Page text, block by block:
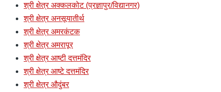
श्री क्षेत्र अक्कलकोट (प्रज्ञापुर/विद्यानगर)
श्री क्षेत्र अनसूयातीर्थ
श्री क्षेत्र अमरकंटक
श्री क्षेत्र अमरापूर
श्री क्षेत्र आष्टी दत्तमंदिर
श्री क्षेत्र आष्टे दत्तमंदिर
श्री क्षेत्र औदुंबर